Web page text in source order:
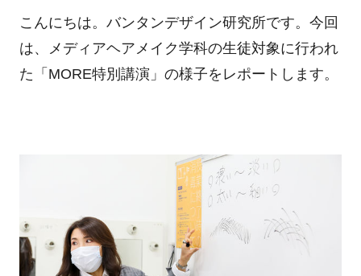
こんにちは。バンタンデザイン研究所です。今回
は、メディアヘアメイク学科の生徒対象に行われ
た「MORE特別講演」の様子をレポートします。